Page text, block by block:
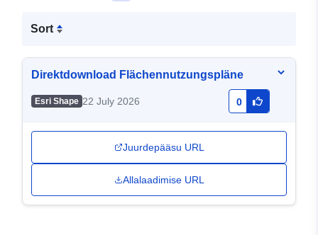
Sort
Direktdownload Flächennutzungspläne
Esri Shape 22 July 2026 0
Juurdepääsu URL
Allalaadimise URL